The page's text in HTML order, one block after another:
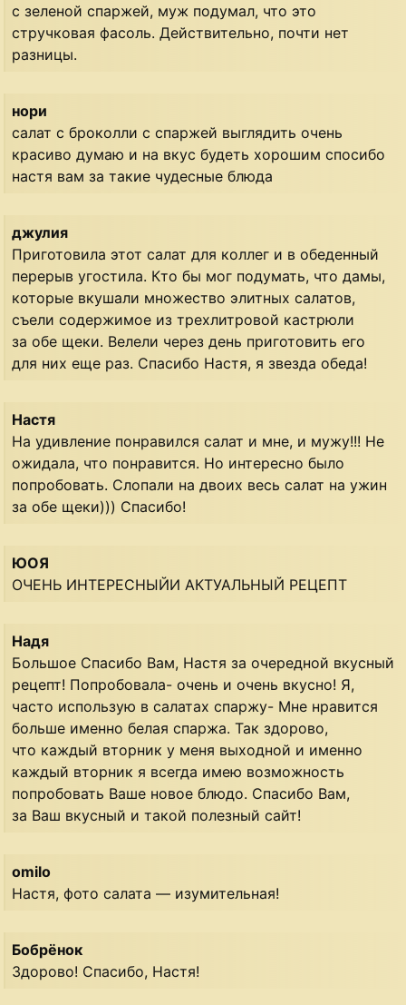
с зеленой спаржей, муж подумал, что это
стручковая фасоль. Действительно, почти нет
разницы.
нори
салат с броколли с спаржей выглядить очень
красиво думаю и на вкус будеть хорошим спосибо
настя вам за такие чудесные блюда
джулия
Приготовила этот салат для коллег и в обеденный
перерыв угостила. Кто бы мог подумать, что дамы,
которые вкушали множество элитных салатов,
съели содержимое из трехлитровой кастрюли
за обе щеки. Велели через день приготовить его
для них еще раз. Спасибо Настя, я звезда обеда!
Настя
На удивление понравился салат и мне, и мужу!!! Не
ожидала, что понравится. Но интересно было
попробовать. Слопали на двоих весь салат на ужин
за обе щеки))) Спасибо!
ЮОЯ
ОЧЕНЬ ИНТЕРЕСНЫЙИ АКТУАЛЬНЫЙ РЕЦЕПТ
Надя
Большое Спасибо Вам, Настя за очередной вкусный
рецепт! Попробовала- очень и очень вкусно! Я,
часто использую в салатах спаржу- Мне нравится
больше именно белая спаржа. Так здорово,
что каждый вторник у меня выходной и именно
каждый вторник я всегда имею возможность
попробовать Ваше новое блюдо. Спасибо Вам,
за Ваш вкусный и такой полезный сайт!
omilo
Настя, фото салата — изумительная!
Бобрёнок
Здорово! Спасибо, Настя!